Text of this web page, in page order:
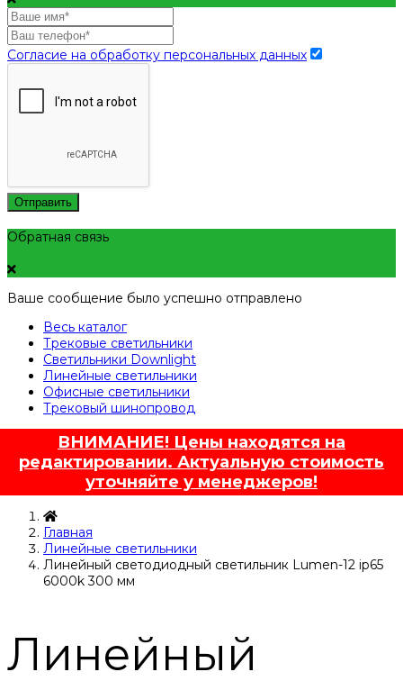
Согласие на обработку персональных данных
Отправить
Обратная связь
Ваше сообщение было успешно отправлено
Весь каталог
Трековые светильники
Светильники Downlight
Линейные светильники
Офисные светильники
Трековый шинопровод
ВНИМАНИЕ! Цены находятся на
редактировании. Актуальную стоимость
уточняйте у менеджеров!
Главная
Линейные светильники
Линейный светодиодный светильник Lumen-12 ip65
6000k 300 мм
Линейный